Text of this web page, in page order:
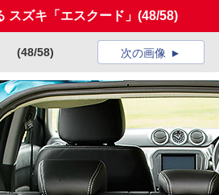
スズキ「エスクード」 (48/58)
(48/58) 次の画像